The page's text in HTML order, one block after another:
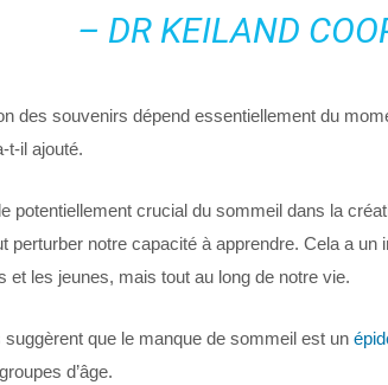
– DR KEILAND
des souvenirs dépend essentiellement du
t-il ajouté.
potentiellement crucial du sommeil dans la
perturber notre capacité à apprendre. Cela a un
et les jeunes, mais tout au long de notre vie.
que le manque de sommeil est un
d’âge.